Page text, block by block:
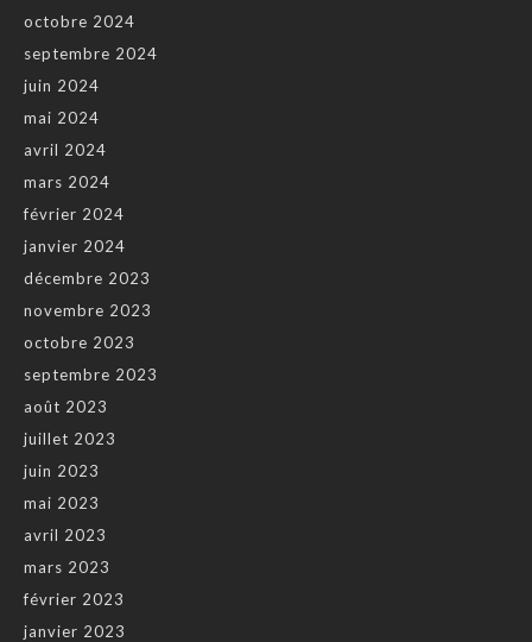
octobre 2024
septembre 2024
juin 2024
mai 2024
avril 2024
mars 2024
février 2024
janvier 2024
décembre 2023
novembre 2023
octobre 2023
septembre 2023
août 2023
juillet 2023
juin 2023
mai 2023
avril 2023
mars 2023
février 2023
janvier 2023